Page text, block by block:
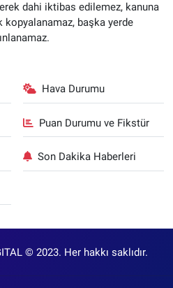
dahi iktibas edilemez, kanuna
kopyalanamaz, başka yerde
Hava Durumu
Puan Durumu ve Fikstür
Son Dakika Haberleri
© 2023. Her hakkı saklıdır.